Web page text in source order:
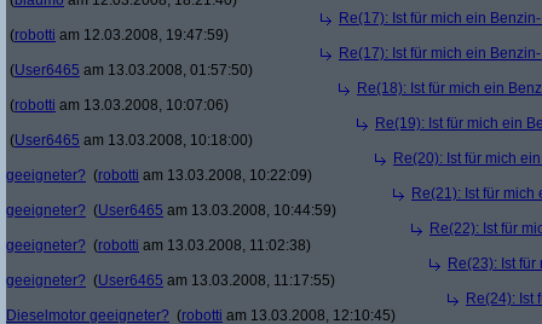
Re(17): Ist für mich ein
(robotti am 12.03.2008, 19:47:59)
Re(17): Ist für mich ein
(User6465 am 13.03.2008, 01:57:50)
Re(18): Ist für mich ein
(robotti am 13.03.2008, 10:07:06)
Re(19): Ist für mich ein
(User6465 am 13.03.2008, 10:18:00)
Re(20): Ist für mich
geeigneter? (robotti am 13.03.2008, 10:22:09)
Re(21): Ist für
geeigneter? (User6465 am 13.03.2008, 10:44:59)
Re(22): Ist für
geeigneter? (robotti am 13.03.2008, 11:02:38)
Re(23): Ist
geeigneter? (User6465 am 13.03.2008, 11:17:55)
Re(24): Ist
Dieselmotor geeigneter? (robotti am 13.03.2008, 12:10:45)